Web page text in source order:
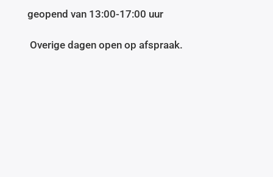
geopend van 13:00-17:00 uur
Overige dagen open op afspraak.